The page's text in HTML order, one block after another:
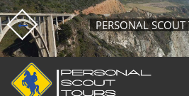
PERSONAL SCOUT